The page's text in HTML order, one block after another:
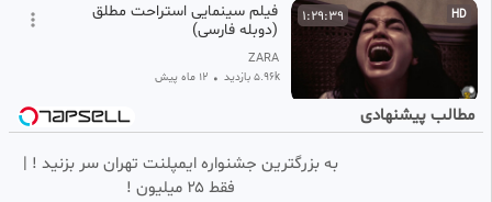
HD
1:29:39
فیلم سینمایی استراحت مطلق
(دوبله فارسی)
ZARA
5.96k بازدید • 12 ماه پیش
HD فیلم سینمایی به همین سادگی
بنیاد سینمایی فارابی
• 12 ماه پیش
مطالب پیشنهادی
به بزرگترین جشنواره ایمپلنت تهران سر بزنید ! |
فقط ۲۵ میلیون !